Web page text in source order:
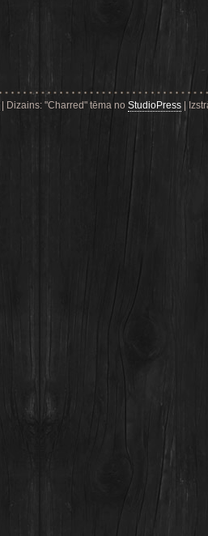
| Dizains: "Charred" tēma no StudioPress |